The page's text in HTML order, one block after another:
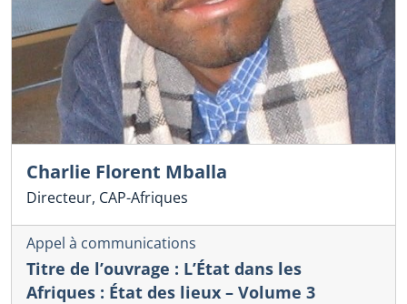
Charlie Florent Mballa
Directeur, CAP-Afriques
Appel à communications
Titre de l’ouvrage : L’État dans les
Afriques : État des lieux – Volume 3